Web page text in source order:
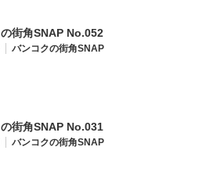
街角SNAP No.052
バンコクの街角SNAP
街角SNAP No.031
バンコクの街角SNAP